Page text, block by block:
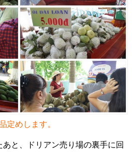
定めします。
と、ドリアン売り場の裏手に回